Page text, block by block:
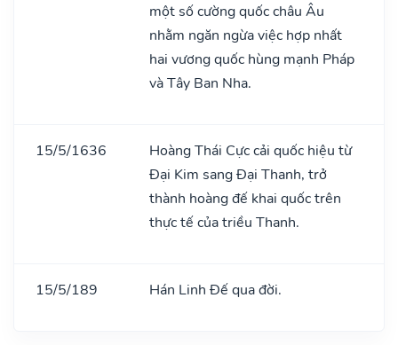
một số cường quốc châu Âu
nhằm ngăn ngừa việc hợp nhất
hai vương quốc hùng mạnh Pháp
và Tây Ban Nha.
15/5/1636
Hoàng Thái Cực cải quốc hiệu từ
Đại Kim sang Đại Thanh, trở
thành hoàng đế khai quốc trên
thực tế của triều Thanh.
15/5/189 Hán Linh Đế qua đời.